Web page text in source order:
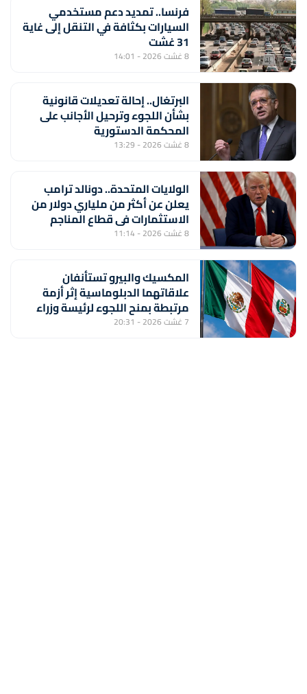
فرنسا.. تمديد دعم مستخدمي
السيارات بكثافة في التنقل إلى غاية
31 غشت
8 غشت 2026 - 14:01
البرتغال.. إحالة تعديلات قانونية
بشأن اللجوء وترحيل الأجانب على
المحكمة الدستورية
8 غشت 2026 - 13:29
الولايات المتحدة.. دونالد ترامب
يعلن عن أكثر من ملياري دولار من
الاستثمارات في قطاع المناجم
8 غشت 2026 - 11:14
المكسيك والبيرو تستأنفان
علاقاتهما الدبلوماسية إثر أزمة
مرتبطة بمنح اللجوء لرئيسة وزراء
بيروفية سابقة
7 غشت 2026 - 20:31